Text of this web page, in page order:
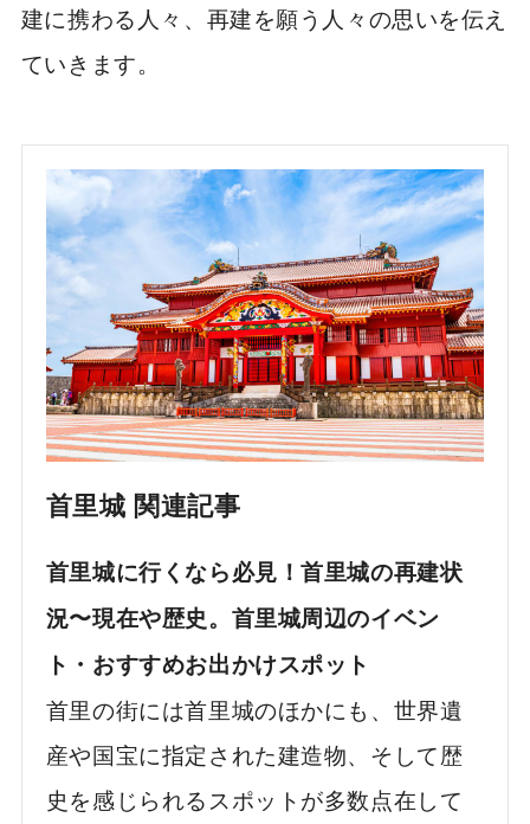
建に携わる人々、再建を願う人々の思いを伝え
ていきます。
首里城 関連記事
首里城に行くなら必見！首里城の再建状
況〜現在や歴史。首里城周辺のイベン
ト・おすすめお出かけスポット
首里の街には首里城のほかにも、世界遺
産や国宝に指定された建造物、そして歴
史を感じられるスポットが多数点在して